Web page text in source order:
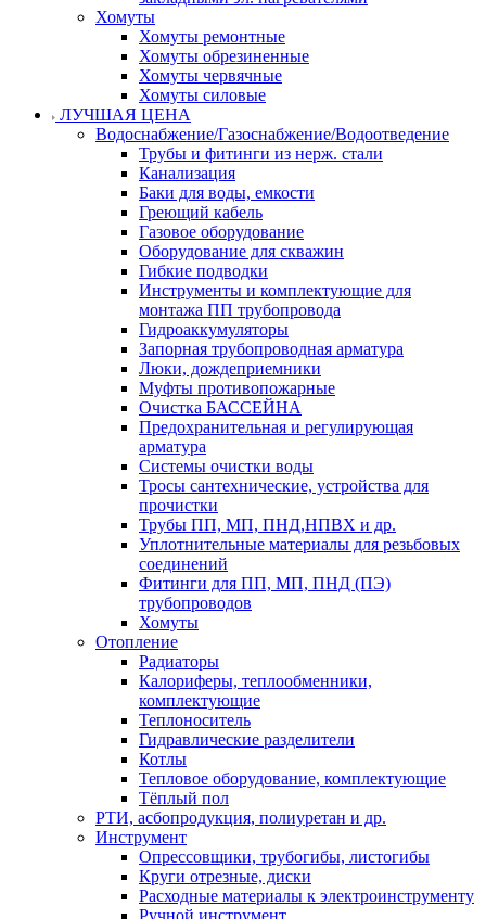
Хомуты
Хомуты ремонтные
Хомуты обрезиненные
Хомуты червячные
Хомуты силовые
ЛУЧШАЯ ЦЕНА
Водоснабжение/Газоснабжение/Водоотведение
Трубы и фитинги из нерж. стали
Канализация
Баки для воды, емкости
Греющий кабель
Газовое оборудование
Оборудование для скважин
Гибкие подводки
Инструменты и комплектующие для
монтажа ПП трубопровода
Гидроаккумуляторы
Запорная трубопроводная арматура
Люки, дождеприемники
Муфты противопожарные
Очистка БАССЕЙНА
Предохранительная и регулирующая
арматура
Системы очистки воды
Тросы сантехнические, устройства для
прочистки
Трубы ПП, МП, ПНД,НПВХ и др.
Уплотнительные материалы для резьбовых
соединений
Фитинги для ПП, МП, ПНД (ПЭ)
трубопроводов
Хомуты
Отопление
Радиаторы
Калориферы, теплообменники,
комплектующие
Теплоноситель
Гидравлические разделители
Котлы
Тепловое оборудование, комплектующие
Тёплый пол
РТИ, асбопродукция, полиуретан и др.
Инструмент
Опрессовщики, трубогибы, листогибы
Круги отрезные, диски
Расходные материалы к электроинструменту
Ручной инструмент